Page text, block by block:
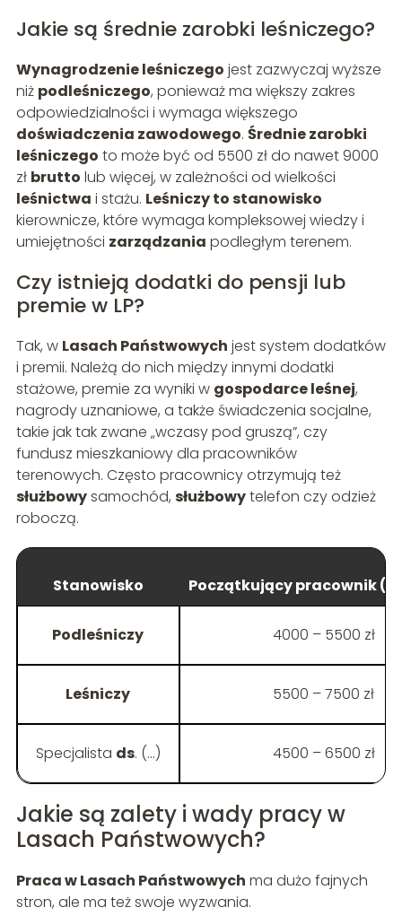
Jakie są średnie zarobki leśniczego?
Wynagrodzenie leśniczego jest zazwyczaj wyższe
niż podleśniczego, ponieważ ma większy zakres
odpowiedzialności i wymaga większego
doświadczenia zawodowego. Średnie zarobki
leśniczego to może być od 5500 zł do nawet 9000
zł brutto lub więcej, w zależności od wielkości
leśnictwa i stażu. Leśniczy to stanowisko
kierownicze, które wymaga kompleksowej wiedzy i
umiejętności zarządzania podległym terenem.
Czy istnieją dodatki do pensji lub
premie w LP?
Tak, w Lasach Państwowych jest system dodatków
i premii. Należą do nich między innymi dodatki
stażowe, premie za wyniki w gospodarce leśnej,
nagrody uznaniowe, a także świadczenia socjalne,
takie jak tak zwane „wczasy pod gruszą”, czy
fundusz mieszkaniowy dla pracowników
terenowych. Często pracownicy otrzymują też
służbowysamochód, służbowytelefon czy odzież
roboczą.
Stanowisko Początkujący pracownik
Podleśniczy 4000 – 5500 zł
Leśniczy 5500 – 7500 zł
Specjalista ds. (…) 4500 – 6500 zł
Jakie są zalety i wady pracy w
Lasach Państwowych?
Praca w Lasach Państwowych ma dużo fajnych
stron, ale ma też swoje wyzwania.